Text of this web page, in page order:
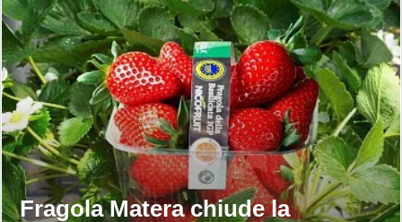
Fragola Matera chiude la